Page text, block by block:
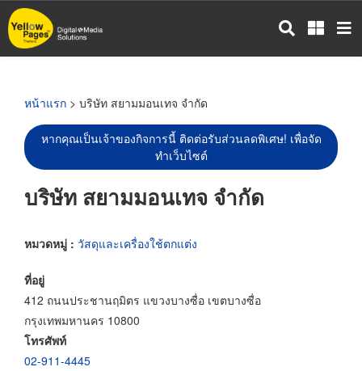
ข้าม
ไป
หน้าแรก > บริษัท สยามมอนเทจ จำกัด
หากคุณเป็นเจ้าของกิจการนี้ ติดต่อรับส่วนลดพิเศษ! เพื่อจัด
ทำเว็บไซต์
บริษัท สยามมอนเทจ จำกัด
หมวดหมู่ : วัสดุและเครื่องใช้ตกแต่ง
ที่อยู่
412 ถนนประชานฤมิตร แขวงบางซื่อ เขตบางซื่อ
กรุงเทพมหานคร 10800
โทรศัพท์
02-911-4445